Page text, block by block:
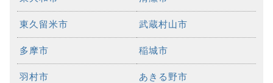
東久留米市 武蔵村山市
多摩市 稲城市
羽村市 あきる野市